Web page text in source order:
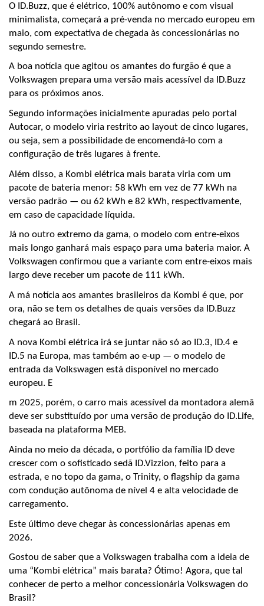
O ID.Buzz, que é elétrico, 100% autônomo e com visual
minimalista, começará a pré-venda no mercado europeu em
maio, com expectativa de chegada às concessionárias no
segundo semestre.
A boa notícia que agitou os amantes do furgão é que a
Volkswagen prepara uma versão mais acessível da ID.Buzz
para os próximos anos.
Segundo informações inicialmente apuradas pelo portal
Autocar, o modelo viria restrito ao layout de cinco lugares,
ou seja, sem a possibilidade de encomendá-lo com a
configuração de três lugares à frente.
Além disso, a Kombi elétrica mais barata viria com um
pacote de bateria menor: 58 kWh em vez de 77 kWh na
versão padrão — ou 62 kWh e 82 kWh, respectivamente,
em caso de capacidade líquida.
Já no outro extremo da gama, o modelo com entre-eixos
mais longo ganhará mais espaço para uma bateria maior. A
Volkswagen confirmou que a variante com entre-eixos mais
largo deve receber um pacote de 111 kWh.
A má notícia aos amantes brasileiros da Kombi é que, por
ora, não se tem os detalhes de quais versões da ID.Buzz
chegará ao Brasil.
A nova Kombi elétrica irá se juntar não só ao ID.3, ID.4 e
ID.5 na Europa, mas também ao e-up — o modelo de
entrada da Volkswagen está disponível no mercado
europeu. E
m 2025, porém, o carro mais acessível da montadora alemã
deve ser substituído por uma versão de produção do ID.Life,
baseada na plataforma MEB.
Ainda no meio da década, o portfólio da família ID deve
crescer com o sofisticado sedã ID.Vizzion, feito para a
estrada, e no topo da gama, o Trinity, o flagship da gama
com condução autônoma de nível 4 e alta velocidade de
carregamento.
Este último deve chegar às concessionárias apenas em
2026.
Gostou de saber que a Volkswagen trabalha com a ideia de
uma “Kombi elétrica” mais barata? Ótimo! Agora, que tal
conhecer de perto a melhor concessionária Volkswagen do
Brasil?